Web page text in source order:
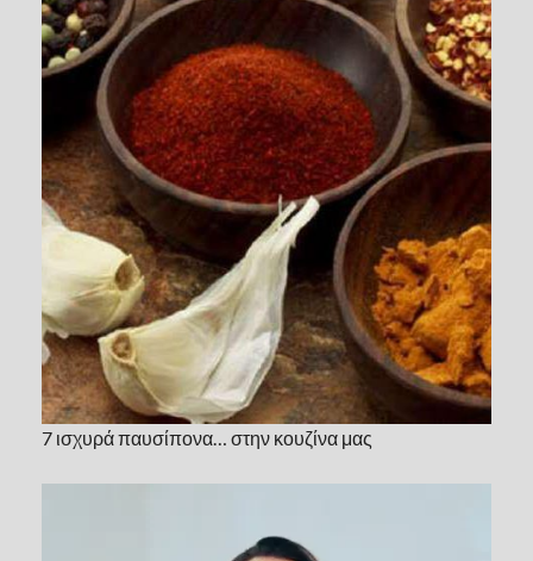
7 ισχυρά παυσίπονα… στην κουζίνα μας